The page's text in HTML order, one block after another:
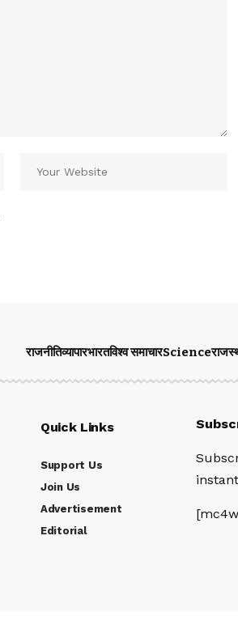
राजनीतिव्यापारभारतविश्व समाचारScience
Quick Links
Support Us
Join Us
Advertisement
Editorial